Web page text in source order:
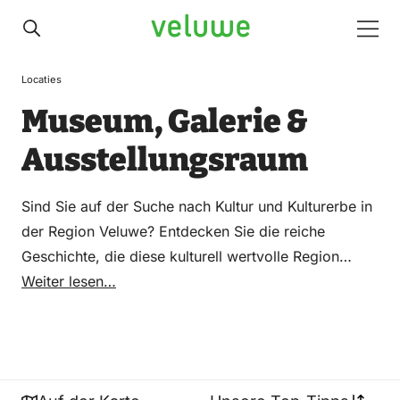
Veluwe
Locaties
Museum, Galerie &
Ausstellungsraum
Sind Sie auf der Suche nach Kultur und Kulturerbe in
der Region Veluwe? Entdecken Sie die reiche
Geschichte, die diese kulturell wertvolle Region
durchzieht. Ob Sie nun durch beeindruckende
Weiter lesen…